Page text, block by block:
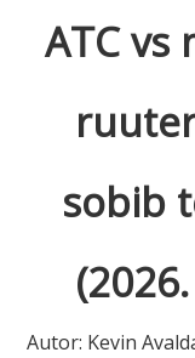
ATC vs
sobib
Autor: Kevin